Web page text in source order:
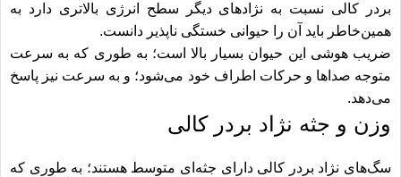
بردر کالی نسبت به نژادهای دیگر سطح انرژی بالاتری دارد به
همین‌خاطر باید آن را حیوانی خستگی ناپذیر دانست.
ضریب هوشی این حیوان بسیار بالا است؛ به طوری که به سرعت
متوجه صداها و حرکات اطراف خود می‌شود؛ و به سرعت نیز پاسخ
می‌دهد.
وزن و جثه نژاد بردر کالی
سگ‌های نژاد بردر کالی دارای جثه‌ای متوسط هستند؛ به طوری که